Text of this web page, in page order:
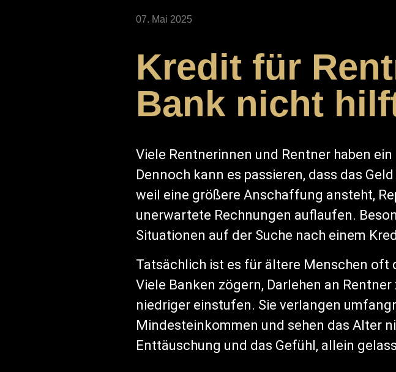
07. Mai 2025
Kredit für
Bank nicht
Viele Rentnerinnen und Rentner haben
Dennoch kann es passieren, dass das
weil eine größere Anschaffung ansteht,
unerwartete Rechnungen auflaufen.
Situationen auf der Suche nach einem
Tatsächlich ist es für ältere Menschen oft
Viele Banken zögern, Darlehen an
niedriger einstufen. Sie verlangen
Mindesteinkommen und sehen das Alter
Enttäuschung und das Gefühl, allein